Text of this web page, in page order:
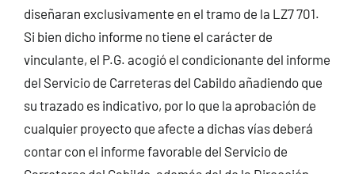
diseñaran exclusivamente en el tramo de la LZ7 701.
Si bien dicho informe no tiene el carácter de
vinculante, el P.G. acogió el condicionante del informe
del Servicio de Carreteras del Cabildo añadiendo que
su trazado es indicativo, por lo que la aprobación de
cualquier proyecto que afecte a dichas vías deberá
contar con el informe favorable del Servicio de